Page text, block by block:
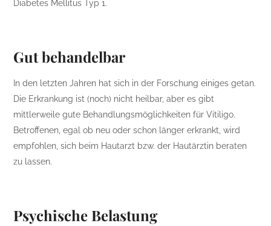
Diabetes Mellitus Typ 1.
Gut behandelbar
In den letzten Jahren hat sich in der Forschung einiges getan.
Die Erkrankung ist (noch) nicht heilbar, aber es gibt
mittlerweile gute Behandlungsmöglichkeiten für Vitiligo.
Betroffenen, egal ob neu oder schon länger erkrankt, wird
empfohlen, sich beim Hautarzt bzw. der Hautärztin beraten
zu lassen.
Psychische Belastung